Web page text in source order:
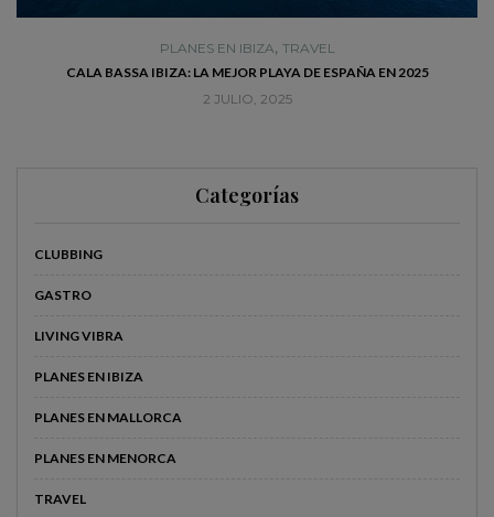
PLANES EN IBIZA, TRAVEL
CALA BASSA IBIZA: LA MEJOR PLAYA DE ESPAÑA EN 2025
2 JULIO, 2025
Categorías
CLUBBING
GASTRO
LIVING VIBRA
PLANES EN IBIZA
PLANES EN MALLORCA
PLANES EN MENORCA
TRAVEL